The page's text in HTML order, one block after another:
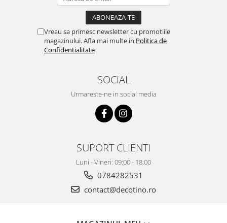
Vreau sa primesc newsletter cu promotiile
magazinului. Afla mai multe in Politica de
Confidentialitate
SOCIAL
Urmareste-ne in social media
SUPORT CLIENTI
Luni - Vineri: 09:00 - 18:00
0784282531
contact@decotino.ro